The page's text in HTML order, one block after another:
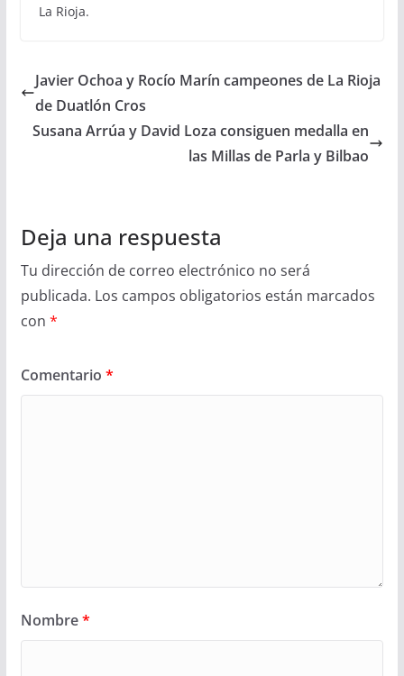
La Rioja.
Javier Ochoa y Rocío Marín campeones de La Rioja
de Duatlón Cros
Susana Arrúa y David Loza consiguen medalla en
las Millas de Parla y Bilbao
Deja una respuesta
Tu dirección de correo electrónico no será
publicada. Los campos obligatorios están marcados
con *
Comentario *
Nombre*